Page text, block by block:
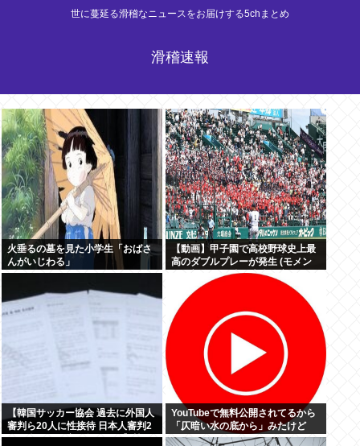
世に蔓延る滑稽なニュースをお届けする5chまとめ
滑稽速報
火垂るの墓を見た小学生「おばさ
んがいじわる」
【動画】甲子園で高校野球史上最
高のダブルプレーが発生 (モメン
らの想像の25倍は史上最高)これも
うプロ野球超えてるだろ…
【韓国サッカー協会 過去に外国人
審判ら20人に性接待 日本人審判2
人も含む…一度も負けなし】韓国
YouTubeで無料公開されてるから
「仄暗い水の底から」みたけど